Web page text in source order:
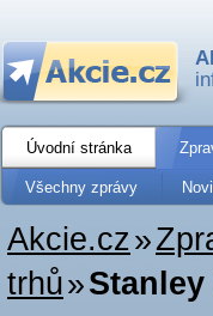
Úvodní stránka
Všechny zprávy
Akcie.cz»
trhů»